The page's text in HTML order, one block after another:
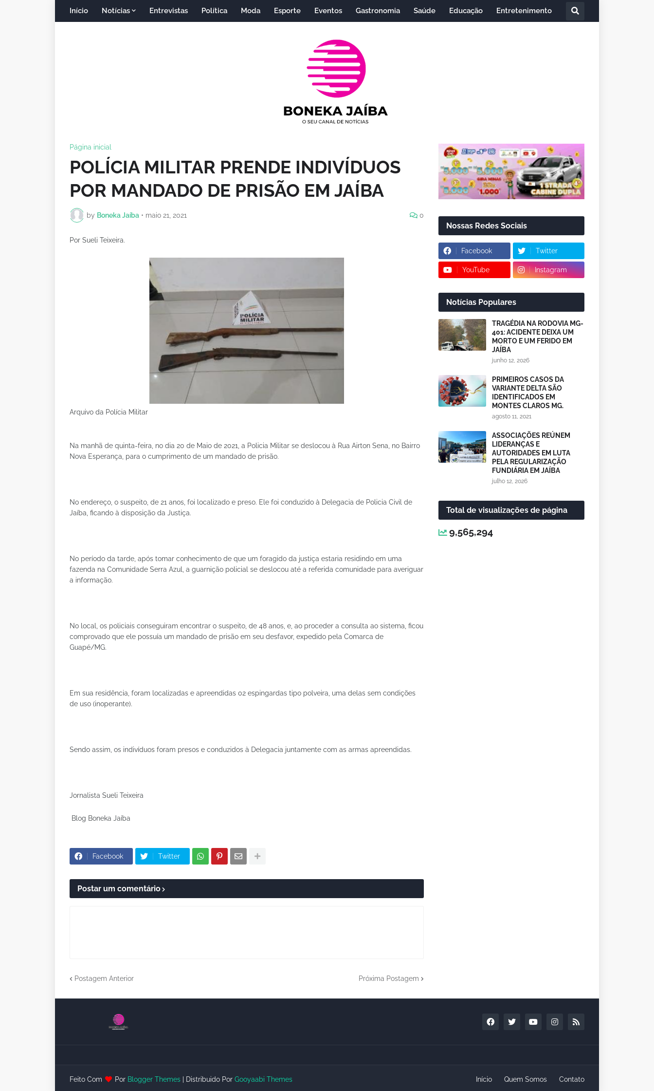
Início Notícias Entrevistas Política Moda Esporte Eventos Gastronomia Saúde Educação Entretenimento
Página inicial
POLÍCIA MILITAR PRENDE INDIVÍDUOS
POR MANDADO DE PRISÃO EM JAÍBA
by Boneka Jaíba • maio 21, 2021 0
Por Sueli Teixeira.
Arquivo da Polícia Militar
Na manhã de quinta-feira, no dia 20 de Maio de 2021, a Policia Militar se deslocou à Rua Airton Sena, no Bairro
Nova Esperança, para o cumprimento de um mandado de prisão.
No endereço, o suspeito, de 21 anos, foi localizado e preso. Ele foi conduzido à Delegacia de Policia Civil de
Jaíba, ficando à disposição da Justiça.
No período da tarde, após tomar conhecimento de que um foragido da justiça estaria residindo em uma
fazenda na Comunidade Serra Azul, a guarnição policial se deslocou até a referida comunidade para averiguar
a informação.
No local, os policiais conseguiram encontrar o suspeito, de 48 anos, e, ao proceder a consulta ao sistema, ficou
comprovado que ele possuía um mandado de prisão em seu desfavor, expedido pela Comarca de
Guapé/MG.
Em sua residência, foram localizadas e apreendidas 02 espingardas tipo polveira, uma delas sem condições
de uso (inoperante).
Sendo assim, os indivíduos foram presos e conduzidos à Delegacia juntamente com as armas apreendidas.
Jornalista Sueli Teixeira
Blog Boneka Jaíba
Facebook Twitter
Postar um comentário
Postagem Anterior Próxima Postagem
Nossas Redes Sociais
Facebook Twitter
YouTube Instagram
Notícias Populares
TRAGÉDIA NA RODOVIA MG-
401: ACIDENTE DEIXA UM
MORTO E UM FERIDO EM
JAÍBA
junho 12, 2026
PRIMEIROS CASOS DA
VARIANTE DELTA SÃO
IDENTIFICADOS EM
MONTES CLAROS MG.
agosto 11, 2021
ASSOCIAÇÕES REÚNEM
LIDERANÇAS E
AUTORIDADES EM LUTA
PELA REGULARIZAÇÃO
FUNDIÁRIA EM JAÍBA
julho 12, 2026
Total de visualizações de página
9,565,294
Feito Com Por Blogger Themes | Distribuido Por Gooyaabi Themes Início Quem Somos Contato